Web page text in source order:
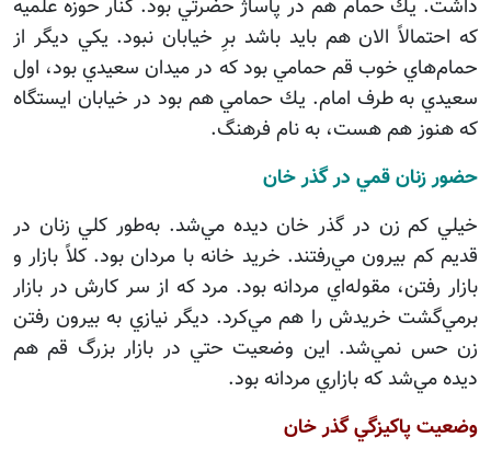
داشت. يك حمام هم در پاساژ حضرتي بود. كنار حوزه علميه
كه احتمالاً الان هم بايد باشد برِ خيابان نبود. يكي ديگر از
حمام‌هاي خوب قم حمامي بود كه در ميدان سعيدي بود، اول
سعيدي به طرف امام. يك حمامي هم بود در خيابان ايستگاه
كه هنوز هم هست، به نام فرهنگ.
حضور زنان قمي در گذر خان
خيلي كم زن در گذر خان ديده مي‌شد. به‌طور كلي زنان در
قديم كم بيرون مي‌رفتند. خريد خانه با مردان بود. كلاً بازار و
بازار رفتن، مقوله‌اي مردانه بود. مرد كه از سر كارش در بازار
برمي‌گشت خريدش را هم مي‌كرد. ديگر نيازي به بيرون رفتن
زن حس نمي‌شد. اين وضعيت حتي در بازار بزرگ قم هم
ديده مي‌شد كه بازاري مردانه بود.
وضعيت پاكيزگي گذر خان